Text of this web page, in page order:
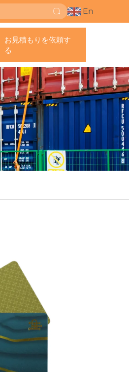
En
お見積もりを依頼す
る